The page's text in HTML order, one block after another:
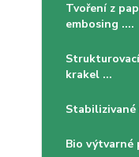
Tvoření z
embosing ....
krakel ...
Stabilizivané
Bio výtvarné